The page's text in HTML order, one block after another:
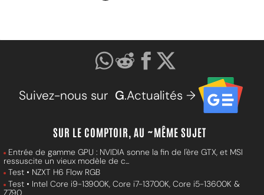
Suivez-nous sur G.Actualités →
SUR LE COMPTOIR, AU ~MÊME SUJET
Entrée de gamme GPU : NVIDIA sonne la fin de l'ère GTX, et MSI
ressuscite un vieux modèle de c...
Test • NZXT H6 Flow RGB
Test • Intel Core i9-13900K, Core i7-13700K, Core i5-13600K &
Z790